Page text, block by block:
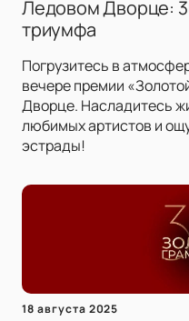
Ледовом Дворце:
триумфа
Погрузитесь в
вечере премии
Дворце. Насладитесь
любимых артистов и
эстрады!
18 августа 2025